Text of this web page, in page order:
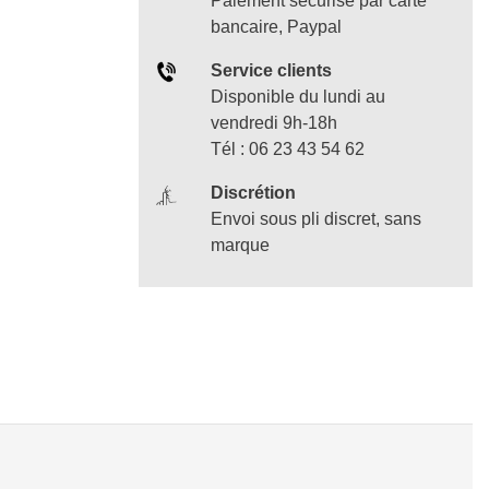
bancaire, Paypal
Service clients
Disponible du lundi au
vendredi 9h-18h
Tél : 06 23 43 54 62
Discrétion
Envoi sous pli discret, sans
marque